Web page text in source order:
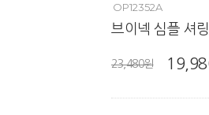
OP12352A
브이넥 심플 셔
23,480원